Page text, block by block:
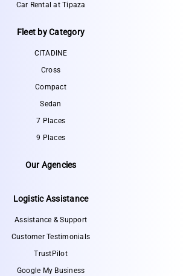
Car Rental at Tipaza
Fleet by Category
CITADINE
Cross
Compact
Sedan
7 Places
9 Places
Our Agencies
Logistic Assistance
Assistance & Support
Customer Testimonials
TrustPilot
Google My Business